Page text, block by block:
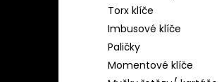
Torx klíče
Imbusové klíče
Paličky
Momentové klíče